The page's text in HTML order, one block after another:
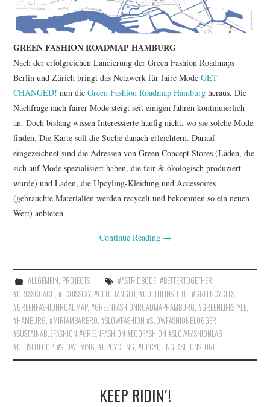
GREEN FASHION ROADMAP HAMBURG
Nach der erfolgreichen Lancierung der Green Fashion Roadmaps
Berlin und Zürich bringt das Netzwerk für faire ModeGET
CHANGED! nun dieGreen Fashion Roadmap Hamburg heraus. Die
Nachfrage nach fairer Mode steigt seit einigen Jahren kontinuierlich
an. Doch bislang wissen Interessierte häufig nicht, wo sie solche Mode
finden. Die Karte soll die Suche danach erleichtern. Darauf
eingezeichnet sind die Adressen von Green Concept Stores (Läden, die
sich auf Mode spezialisiert haben, die fair & ökologisch produziert
wurde) und Läden, die Upcyling-Kleidung und Accessoires
(gebrauchte Materialien werden recycelt und bekommen so ein neuen
Wert) anbieten.
Continue Reading →
ALLGEMEIN, PROJECTS #ASTRIDBODE, #BETTERTOGETHER,
#DRESSCOACH,#ECOISSEXY,#GETCHANGED,#GOETHEINSTITUT,#GREENCYCLES,
#GREENFASHIONROADMAP,#GREENFASHIONROADMAPHAMBURG,#GREENLIFESTYLE,
#HAMBURG,#MIRIAMBARBRO,#SLOWFASHION #SLOWFASHIONBLOGGER
#SUSTAINABLEFASHION #GREENFASHION #ECOFASHION #SLOWFASHIONLAB
#CLOSEDLOOP,#SLOWLIVING,#UPCYCLING,#UPCYCLINGFASHIONSTORE
KEEP RIDIN´!